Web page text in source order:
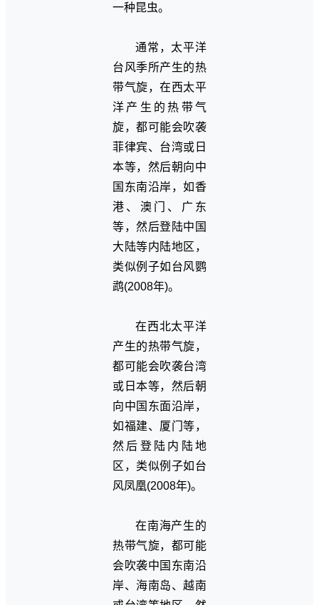
一种昆虫。
通常，太平洋
台风季所产生的热
带气旋，在西太平
洋产生的热带气
旋，都可能会吹袭
菲律宾、台湾或日
本等，然后朝向中
国东南沿岸，如香
港、澳门、广东
等，然后登陆中国
大陆等内陆地区，
类似例子如台风鹦
鹉(2008年)。
在西北太平洋
产生的热带气旋，
都可能会吹袭台湾
或日本等，然后朝
向中国东面沿岸，
如福建、厦门等，
然后登陆内陆地
区，类似例子如台
风凤凰(2008年)。
在南海产生的
热带气旋，都可能
会吹袭中国东南沿
岸、海南岛、越南